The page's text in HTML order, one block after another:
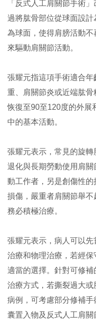
「反式人工肩關節手術
過將肱骨部位從球面設
為球面，使得肩膀活動
來驅動肩關節活動。
張耀元指這項手術適合
重、肩關節炎或近端肱
恢復至90至120度的外展
中的基本活動。
張耀元表示，常見的旋
退化與長期勞動使用肩
動工作者，另是創傷性
損傷，嚴重者肩關節舉不
務必積極治療。
張耀元表示，病人可以
治療和物理治療，若經
適當的選擇。針對可修
治療方式，若撕裂過大
病例，可考慮部分修補
囊置入物及反式人工肩